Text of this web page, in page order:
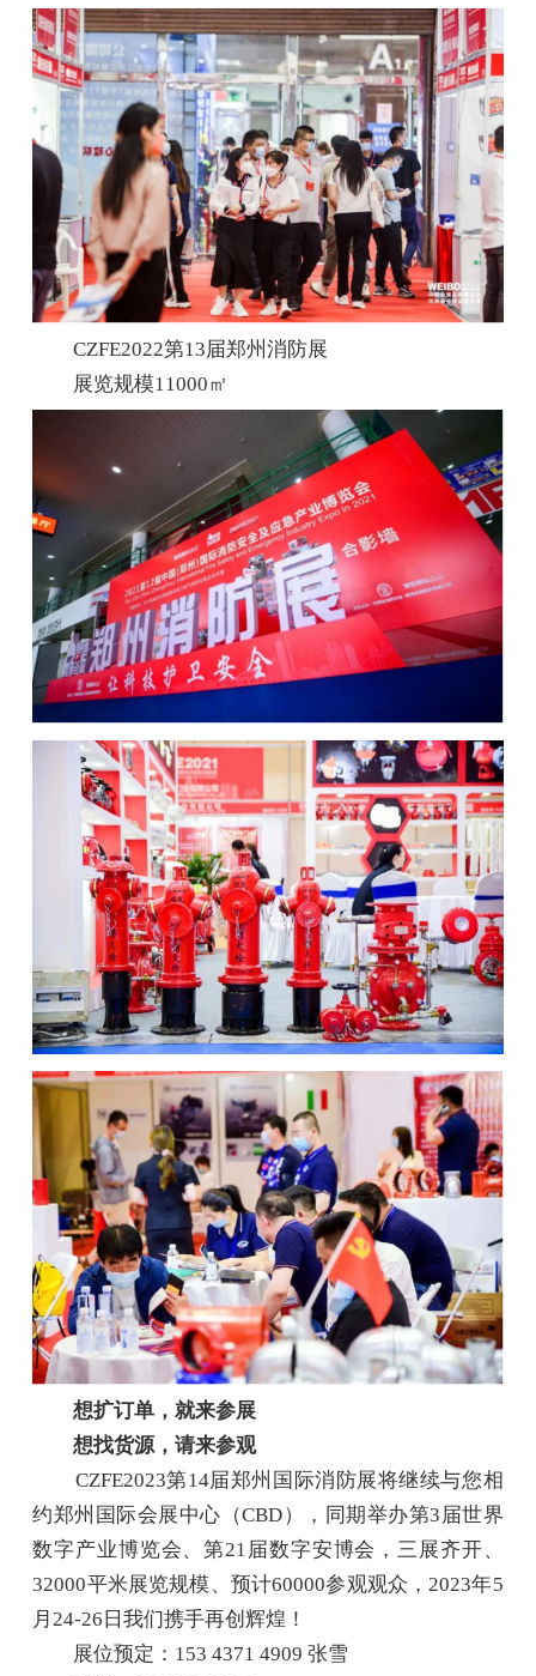
CZFE2022第13届郑州消防展
展览规模11000㎡
想扩订单，就来参展
想找货源，请来参观
CZFE2023第14届郑州国际消防展将继续与您相
约郑州国际会展中心（CBD），同期举办第3届世界
数字产业博览会、第21届数字安博会，三展齐开、
32000平米展览规模、预计60000参观观众，2023年5
月24-26日我们携手再创辉煌！
展位预定：153 4371 4909 张雪